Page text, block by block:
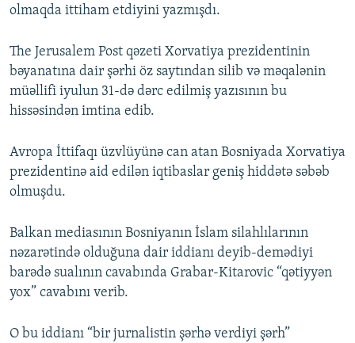
olmaqda ittiham etdiyini yazmışdı.
The Jerusalem Post qəzeti Xorvatiya prezidentinin
bəyanatına dair şərhi öz saytından silib və məqalənin
müəllifi iyulun 31-də dərc edilmiş yazısının bu
hissəsindən imtina edib.
Avropa İttifaqı üzvlüyünə can atan Bosniyada Xorvatiya
prezidentinə aid edilən iqtibaslar geniş hiddətə səbəb
olmuşdu.
Balkan mediasının Bosniyanın İslam silahlılarının
nəzarətində olduğuna dair iddianı deyib-demədiyi
barədə sualının cavabında Grabar-Kitarovic “qətiyyən
yox” cavabını verib.
O bu iddianı “bir jurnalistin şərhə verdiyi şərh”